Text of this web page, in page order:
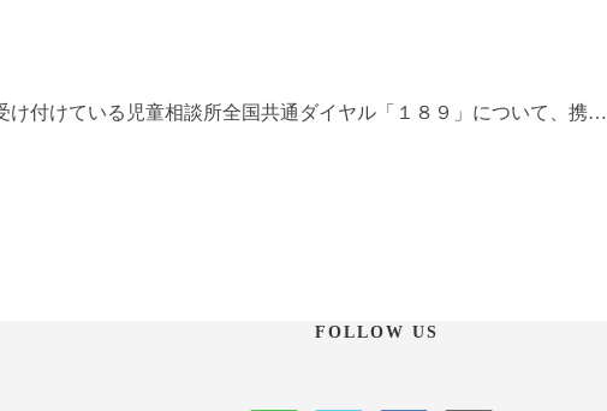
け付けている児童相談所全国共通ダイヤル「１８９」について、携…
FOLLOW US